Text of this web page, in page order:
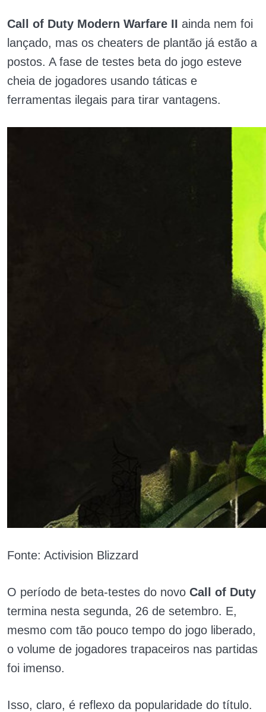
Call of Duty Modern Warfare II ainda nem foi
lançado, mas os cheaters de plantão já estão a
postos. A fase de testes beta do jogo esteve
cheia de jogadores usando táticas e
ferramentas ilegais para tirar vantagens.
Fonte: Activision Blizzard
O período de beta-testes do novo Call of Duty
termina nesta segunda, 26 de setembro. E,
mesmo com tão pouco tempo do jogo liberado,
o volume de jogadores trapaceiros nas partidas
foi imenso.
Isso, claro, é reflexo da popularidade do título.